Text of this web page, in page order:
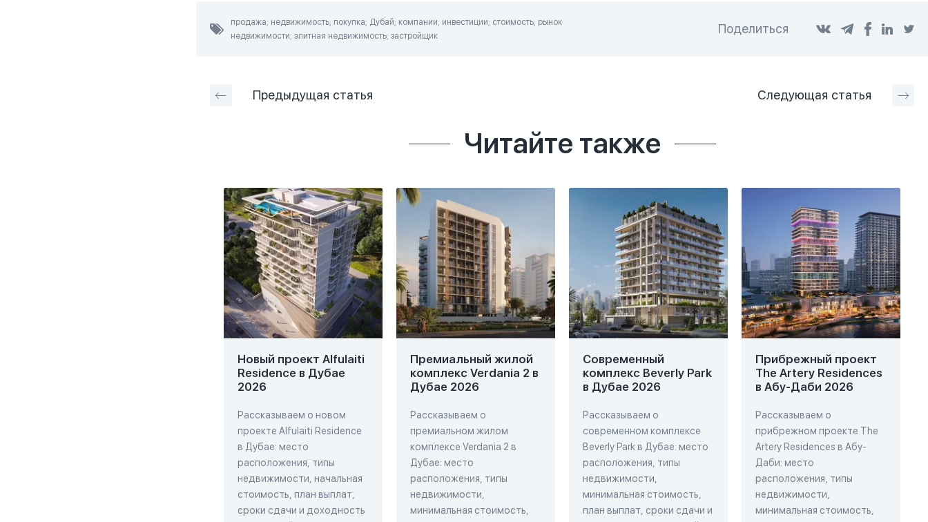
продажа; недвижимость; покупка; Дубай; компании; инвестиции; стоимость; рынок
недвижимости; элитная недвижимость; застройщик
Поделиться
Предыдущая статья Следующая статья
Читайте также
Новый проект Alfulaiti
Residence в Дубае
2026
Рассказываем о новом
проекте Alfulaiti Residence
в Дубае: место
расположения, типы
недвижимости, начальная
стоимость, план выплат,
сроки сдачи и доходность
Премиальный жилой
комплекс Verdania 2 в
Дубае 2026
Рассказываем о
премиальном жилом
комплексе Verdania 2 в
Дубае: место
расположения, типы
недвижимости,
минимальная стоимость,
Современный
комплекс Beverly Park
в Дубае 2026
Рассказываем о
современном комплексе
Beverly Park в Дубае: место
расположения, типы
недвижимости,
минимальная стоимость,
план выплат, сроки сдачи и
Прибрежный проект
The Artery Residences
в Абу-Даби 2026
Рассказываем о
прибрежном проекте The
Artery Residences в Абу-
Даби: место
расположения, типы
недвижимости,
минимальная стоимость,